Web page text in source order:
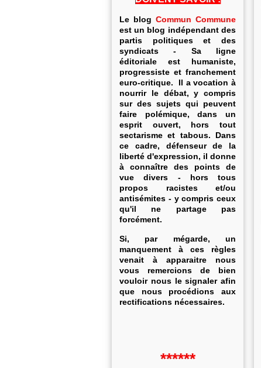
Le blog Commun Commune
est un blog indépendant des
partis politiques et des
syndicats - Sa ligne
éditoriale est humaniste,
progressiste et franchement
euro-critique. Il a vocation à
nourrir le débat, y compris
sur des sujets qui peuvent
faire polémique, dans un
esprit ouvert, hors tout
sectarisme et tabous. Dans
ce cadre, défenseur de la
liberté d'expression, il donne
à connaître des points de
vue divers - hors tous
propos racistes et/ou
antisémites - y compris ceux
qu'il ne partage pas
forcément.
Si, par mégarde, un
manquement à ces règles
venait à apparaitre nous
vous remercions de bien
vouloir nous le signaler afin
que nous procédions aux
rectifications nécessaires.
******